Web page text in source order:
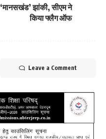
‘मानसखंड’ झांकी, सीएम ने
किया फ्लैग ऑफ
Leave a Comment